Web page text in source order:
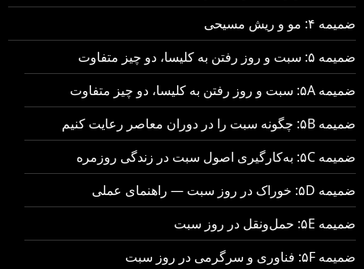
ضمیمه ۴: مو و ریش مسیحی
ضمیمه ۵: سبت و روز رفتن به کلیسا، دو چیز متفاوت
ضمیمه ۵A: سبت و روز رفتن به کلیسا، دو چیز متفاوت
ضمیمه ۵B: چگونه سبت را در دوران معاصر رعایت کنیم
ضمیمه ۵C: به‌کارگیری اصول سبت در زندگی روزمره
ضمیمه ۵D: خوراک در روز سبت — راهنمای عملی
ضمیمه ۵E: حمل‌ونقل در روز سبت
ضمیمه ۵F: فناوری و سرگرمی در روز سبت